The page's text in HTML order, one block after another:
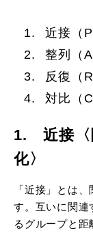
近接（
整列（
反復（
対比（
1. 近接〈
化〉
「近接」とは
す。互いに関連
るグループと